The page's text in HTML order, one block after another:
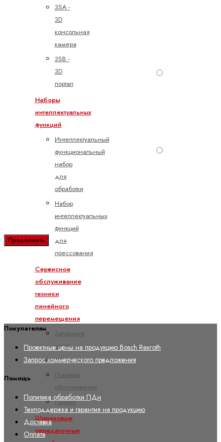
3SA -
3D
консольная
камера
3SB -
3D
портал
Наборы
интеллектуальных
функций
Интеллектуальный
функциональный
набор
для
обработки
Набор
интеллектуальных
функций
для
прессования
Сервисное
обслуживание
техники
линейного
перемещения
Запасные
части
Обучение
Полевое
обслуживание
Ремонт
Шариковые
передаточные
Продолжить
Покупателям
Проектные цены на продукцию Bosch Rexroth
Запрос коммерческого предложения
Помощь
Политика обработки ПДн
Техподдержка и гарантия на продукцию
Доставка
Оплата